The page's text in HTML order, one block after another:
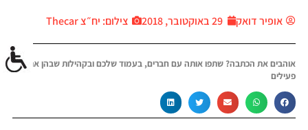
אופיר דואק 29 באוקטובר, 2018 צילום: יח״צ Thecar
אוהבים את הכתבה? שתפו אותה עם חברים, בעמוד שלכם ובקהילות שבהן אתם
פעילים